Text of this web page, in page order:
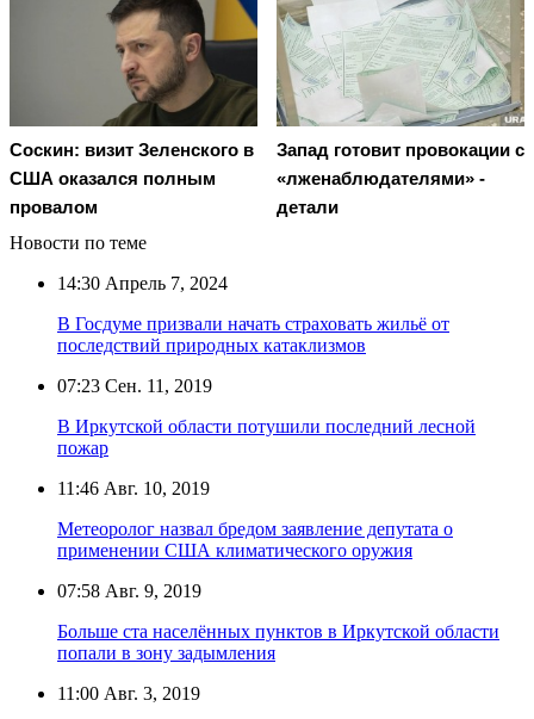
Соскин: визит Зеленского в
США оказался полным
провалом
Запад готовит провокации с
«лженаблюдателями» -
детали
Новости по теме
14:30 Апрель 7, 2024
В Госдуме призвали начать страховать жильё от
последствий природных катаклизмов
07:23 Сен. 11, 2019
В Иркутской области потушили последний лесной
пожар
11:46 Авг. 10, 2019
Метеоролог назвал бредом заявление депутата о
применении США климатического оружия
07:58 Авг. 9, 2019
Больше ста населённых пунктов в Иркутской области
попали в зону задымления
11:00 Авг. 3, 2019